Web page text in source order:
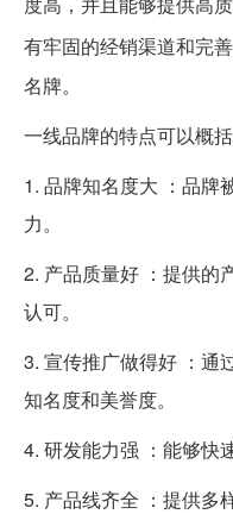
有牢固的经销渠道和完
名牌。
一线品牌的特点可以概
1. 品牌知名度大 ：品牌
力。
2. 产品质量好 ：提供的
认可。
3. 宣传推广做得好 ：通
知名度和美誉度。
4. 研发能力强 ：能够快
5. 产品线齐全 ：提供多